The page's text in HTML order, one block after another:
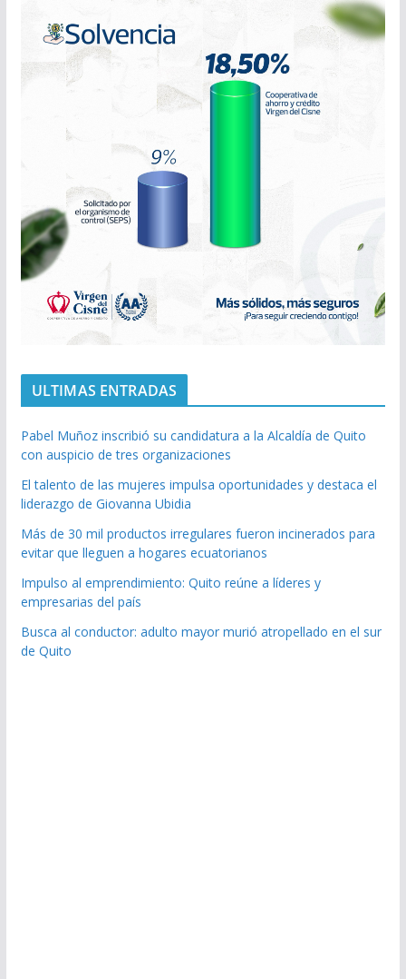
ULTIMAS ENTRADAS
Pabel Muñoz inscribió su candidatura a la Alcaldía de Quito
con auspicio de tres organizaciones
El talento de las mujeres impulsa oportunidades y destaca el
liderazgo de Giovanna Ubidia
Más de 30 mil productos irregulares fueron incinerados para
evitar que lleguen a hogares ecuatorianos
Impulso al emprendimiento: Quito reúne a líderes y
empresarias del país
Busca al conductor: adulto mayor murió atropellado en el sur
de Quito